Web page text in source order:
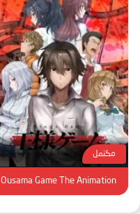
مكتمل
Ousama Game The Animation